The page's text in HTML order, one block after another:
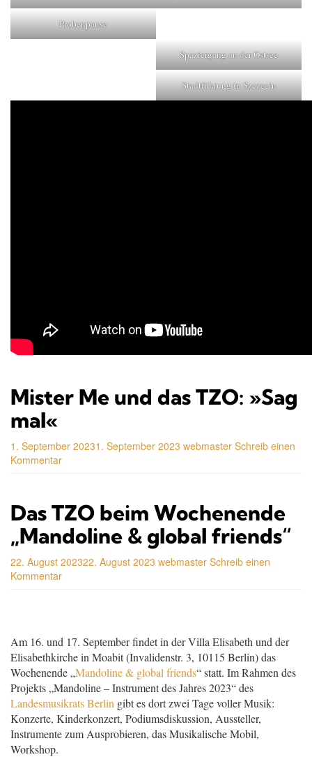
Probenpause
Spaziergang an der Ostsee
Stadtführung in Szczecin
Mister Me und das TZO: »Sag
mal«
1. September 20231. September 2023 webmaster Schreib einen
Kommentar
Das TZO beim Wochenende
„Mandoline & global friends“
22. August 202322. August 2023 webmaster Schreib einen
Kommentar
Am 16. und 17. September findet in der Villa Elisabeth und der
Elisabethkirche in Moabit (Invalidenstr. 3, 10115 Berlin) das
Wochenende „Mandoline & global friends“ statt. Im Rahmen des
Projekts „Mandoline – Instrument des Jahres 2023“ des
Landesmusikrats Berlin gibt es dort zwei Tage voller Musik:
Konzerte, Kinderkonzert, Podiumsdiskussion, Aussteller,
Instrumente zum Ausprobieren, das Musikalische Mobil,
Workshop.